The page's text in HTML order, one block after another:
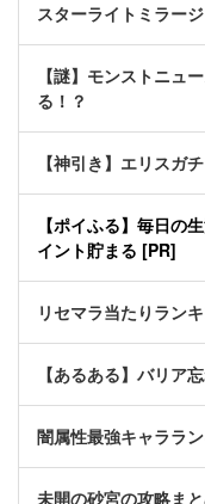
スターライトミラー
【謎】モンストニュ
る！？
【神引き】エリスガ
【ポイふる】毎日の
イント貯まる [PR]
リセマラ当たりラン
【あるある】バリア
闇属性最強キャララ
未開の砂宮の攻略ま